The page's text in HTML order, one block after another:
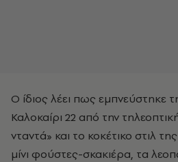
Ο ίδιος λέει πως εμπνεύστηκε
Καλοκαίρι 22 από την
νταντά» και το κοκέτικο στιλ
μίνι φούστες-σκακιέρα, τα